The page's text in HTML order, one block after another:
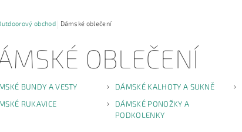
obchod Dámské oblečení
OBLEČENÍ
BUNDY A VESTY DÁMSKÉ KALHOTY A SUKNĚ
RUKAVICE
DÁMSKÉ PONOŽKY A
PODKOLENKY